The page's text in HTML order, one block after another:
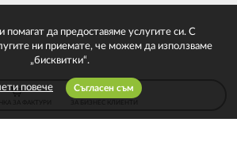
помагат да предоставяме услугите си. С
ни приемате, че можем да използваме
„бисквитки“.
повече Съгласен съм